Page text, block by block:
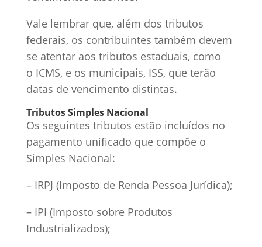
Vale lembrar que, além dos tributos
federais, os contribuintes também devem
se atentar aos tributos estaduais, como
o ICMS, e os municipais, ISS, que terão
datas de vencimento distintas.
Tributos Simples Nacional
Os seguintes tributos estão incluídos no
pagamento unificado que compõe o
Simples Nacional:
– IRPJ (Imposto de Renda Pessoa Jurídica);
– IPI (Imposto sobre Produtos
Industrializados);